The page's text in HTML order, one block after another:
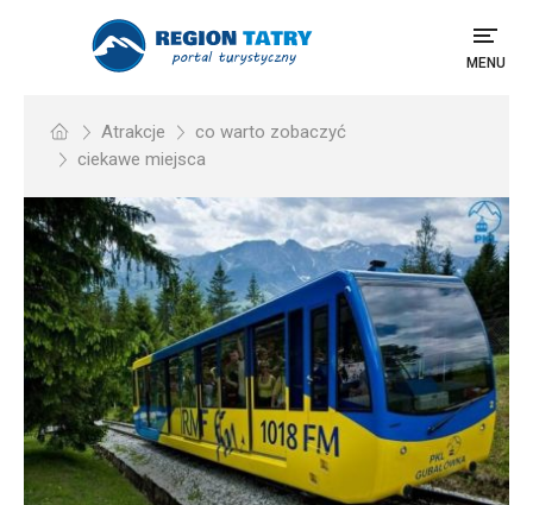
MENU
Atrakcje
co warto zobaczyć
ciekawe miejsca